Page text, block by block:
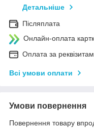
Детальніше
Післяплата
Онлайн-оплата
Оплата за
Всі умови оплати
Умови повернення
Повернення товару